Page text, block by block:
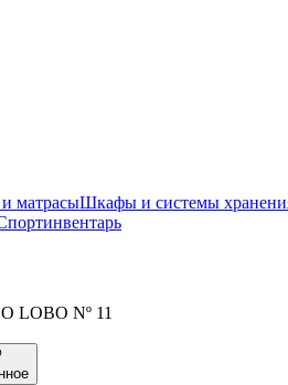
матрасыШкафы и системы
LOBO Nº 11